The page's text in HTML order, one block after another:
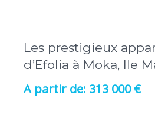
Les prestigieux
d’Efolia à Moka, Ile
313 000 €